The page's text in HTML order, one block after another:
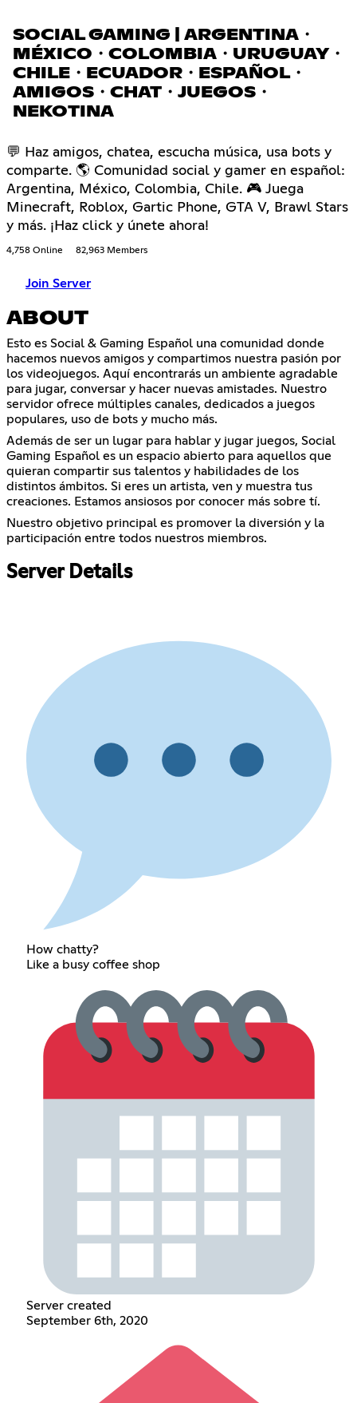
SOCIAL GAMING | ARGENTINA・
MÉXICO・COLOMBIA・URUGUAY・
CHILE・ECUADOR・ESPAÑOL・
AMIGOS・CHAT・JUEGOS・
NEKOTINA
💬 Haz amigos, chatea, escucha música, usa bots y
comparte. 🌎 Comunidad social y gamer en español:
Argentina, México, Colombia, Chile. 🎮 Juega
Minecraft, Roblox, Gartic Phone, GTA V, Brawl Stars
y más. ¡Haz click y únete ahora!
4,758 Online 82,963 Members
Join Server
ABOUT
Esto es Social & Gaming Español una comunidad donde
hacemos nuevos amigos y compartimos nuestra pasión por
los videojuegos. Aquí encontrarás un ambiente agradable
para jugar, conversar y hacer nuevas amistades. Nuestro
servidor ofrece múltiples canales, dedicados a juegos
populares, uso de bots y mucho más.
Además de ser un lugar para hablar y jugar juegos, Social
Gaming Español es un espacio abierto para aquellos que
quieran compartir sus talentos y habilidades de los
distintos ámbitos. Si eres un artista, ven y muestra tus
creaciones. Estamos ansiosos por conocer más sobre tí.
Nuestro objetivo principal es promover la diversión y la
participación entre todos nuestros miembros.
Server Details
How chatty?
Like a busy coffee shop
Server created
September 6th, 2020